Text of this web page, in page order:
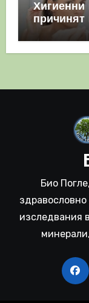
Хигиенни
причинят
полза
Био
изследвания